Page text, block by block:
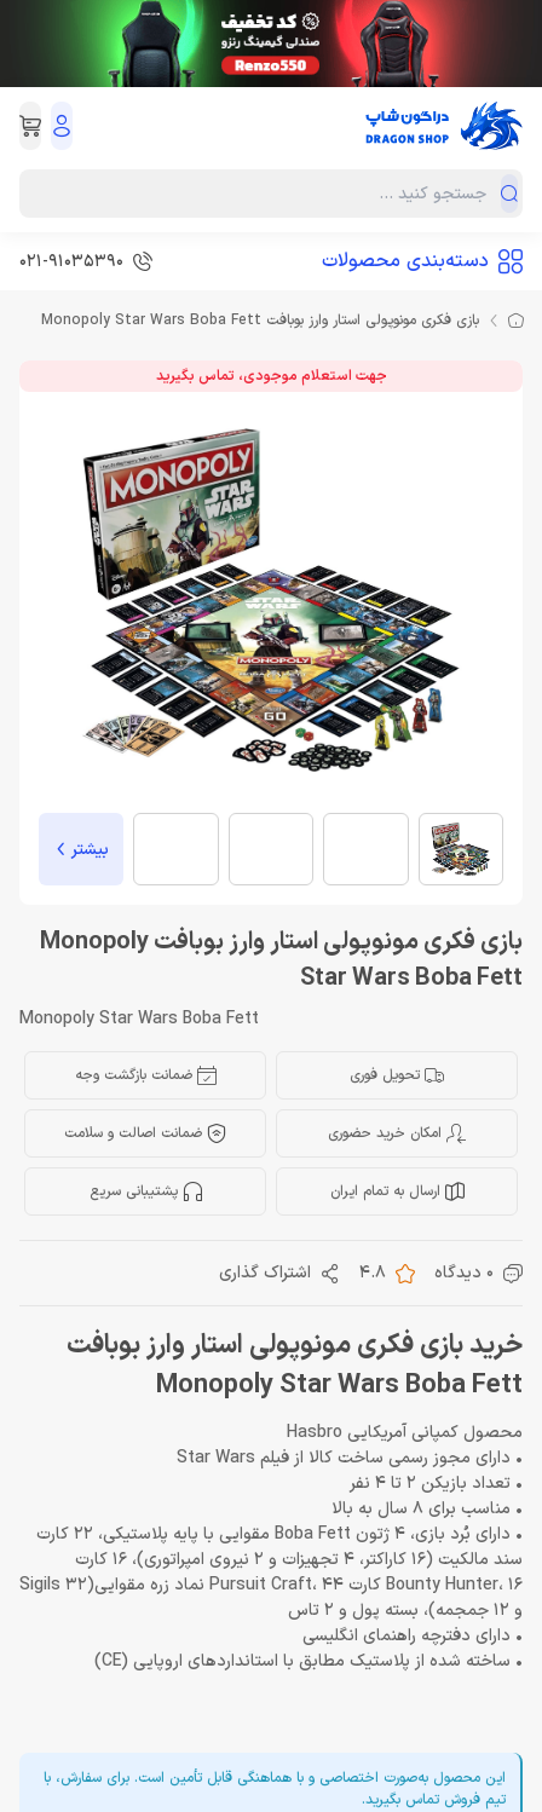
دسته‌بندی محصولات 021-91035390
بازی فکری مونوپولی استار وارز بوبافت Monopoly Star Wars Boba Fett
جهت استعلام موجودی، تماس بگیرید
بیشتر
بازی فکری مونوپولی استار وارز بوبافت Monopoly
Star Wars Boba Fett
Monopoly Star Wars Boba Fett
تحویل فوری ضمانت بازگشت وجه
امکان خرید حضوری ضمانت اصالت و سلامت
ارسال به تمام ایران پشتیبانی سریع
0 دیدگاه 4.8 اشتراک گذاری
خرید بازی فکری مونوپولی استار وارز بوبافت
Monopoly Star Wars Boba Fett
محصول کمپانی آمریکایی Hasbro
• دارای مجوز رسمی ساخت کالا از فیلم Star Wars
• تعداد بازیکن 2 تا 4 نفر
• مناسب برای 8 سال به بالا
• دارای بُرد بازی، 4 ژتون Boba Fett مقوایی با پایه پلاستیکی، 22 کارت
سند مالکیت (16 کاراکتر، 4 تجهیزات و 2 نیروی امپراتوری)، 16 کارت
Bounty Hunter، 16 کارت Pursuit Craft، 44 نماد زره مقوایی(32 Sigils
و 12 جمجمه)، بسته پول و 2 تاس
• دارای دفترچه راهنمای انگلیسی
• ساخته شده از پلاستیک مطابق با استانداردهای اروپایی (CE)
این محصول به‌صورت اختصاصی و با هماهنگی قابل تأمین است. برای سفارش، با
تیم فروش تماس بگیرید.